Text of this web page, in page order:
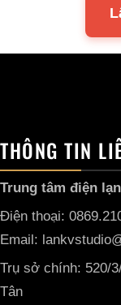
THÔNG TIN
Trung tâm điện
Điện thoại:
Email:
Trụ sở chính: 520/
Tân